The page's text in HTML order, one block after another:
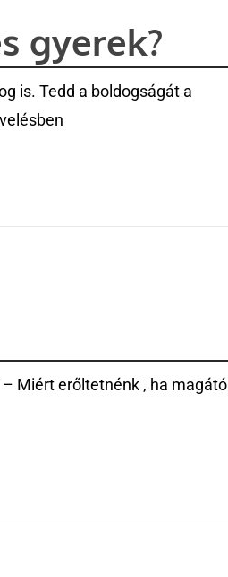
gyerek?
is. Tedd a boldogságát a
Miért erőltetnénk , ha magától